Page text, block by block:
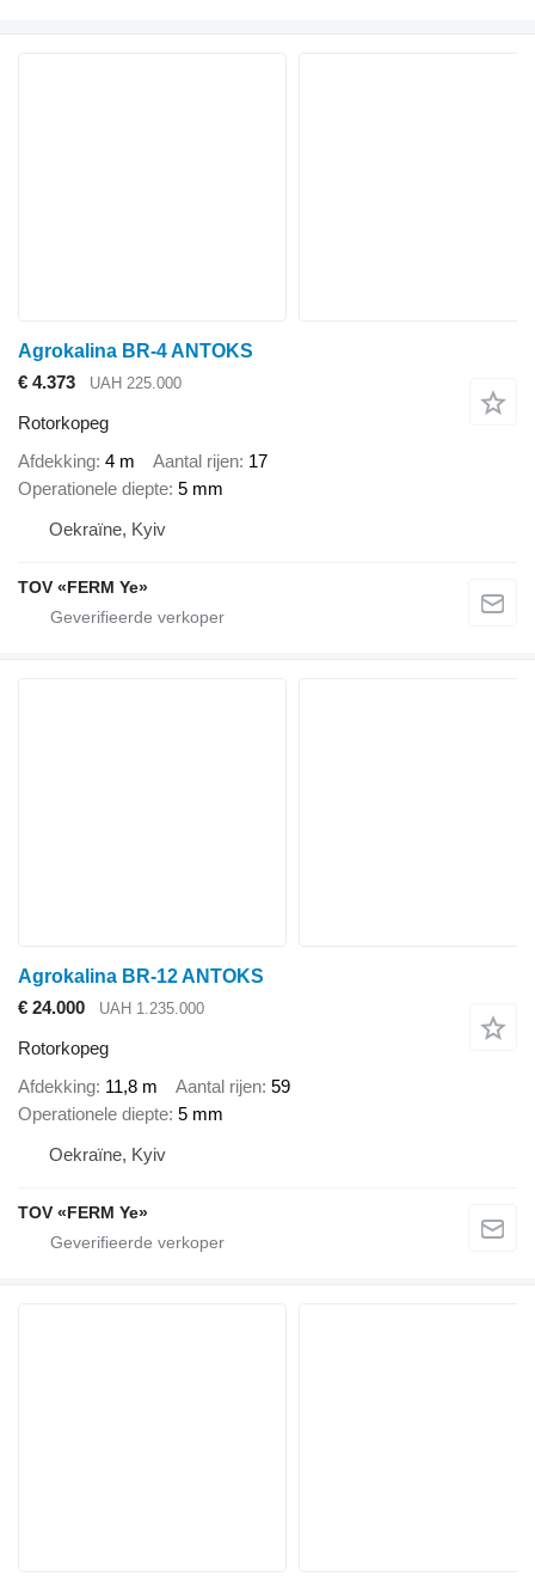
Agrokalina BR-4 ANTOKS
€ 4.373
UAH 225.000
Rotorkopeg
Afdekking 4 m Aantal rijen 17
Operationele diepte 5 mm
Oekraïne, Kyiv
TOV «FERM Ye»
Agrokalina BR-12 ANTOKS
€ 24.000
UAH 1.235.000
Rotorkopeg
Afdekking 11,8 m Aantal rijen 59
Operationele diepte 5 mm
Oekraïne, Kyiv
TOV «FERM Ye»